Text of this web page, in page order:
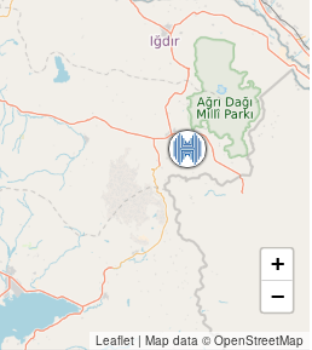
+
−
Leaflet | Map data ©OpenStreetMap